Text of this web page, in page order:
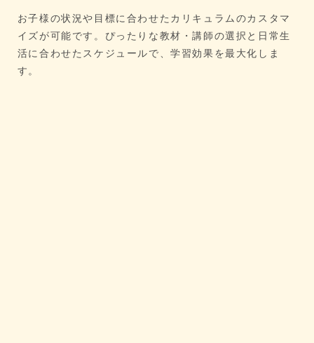
お子様の状況や目標に合わせたカリキュラムのカスタマ
イズが可能です。ぴったりな教材・講師の選択と日常生
活に合わせたスケジュールで、学習効果を最大化しま
す。